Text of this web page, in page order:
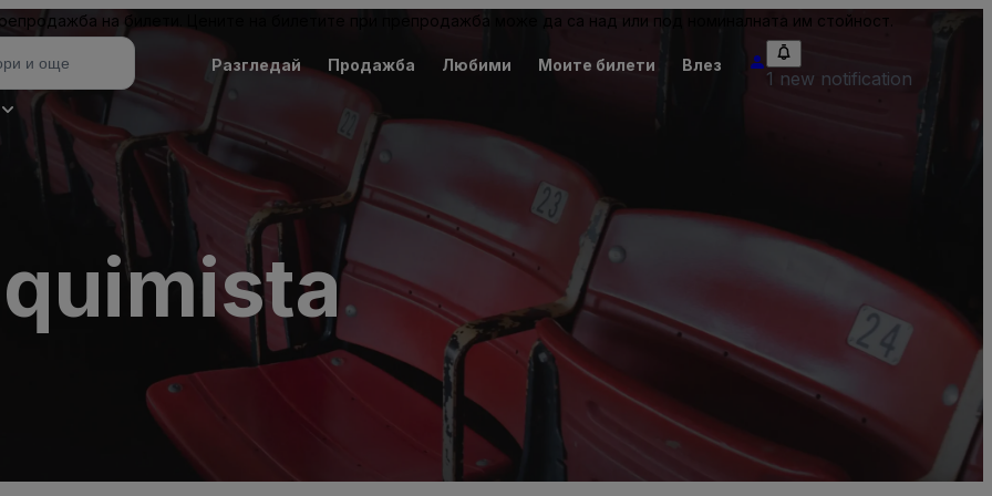
на билети. Цените на билетите при препродажба може да са над или под номиналната им стойност.
Разгледай Продажба Любими Моите билети Влез
1 new notification